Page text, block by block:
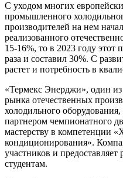
С уходом многих
промышленного
производителей на нем
реализованного
15-16%, то в 2023 году этот
раза и составил 30%. С
растет и потребность в
«Термекс Энерджи», один
рынка отечественных
холодильного
партнером чемпионатного
мастерству в компетенции
кондиционирования».
участников и
студентам.